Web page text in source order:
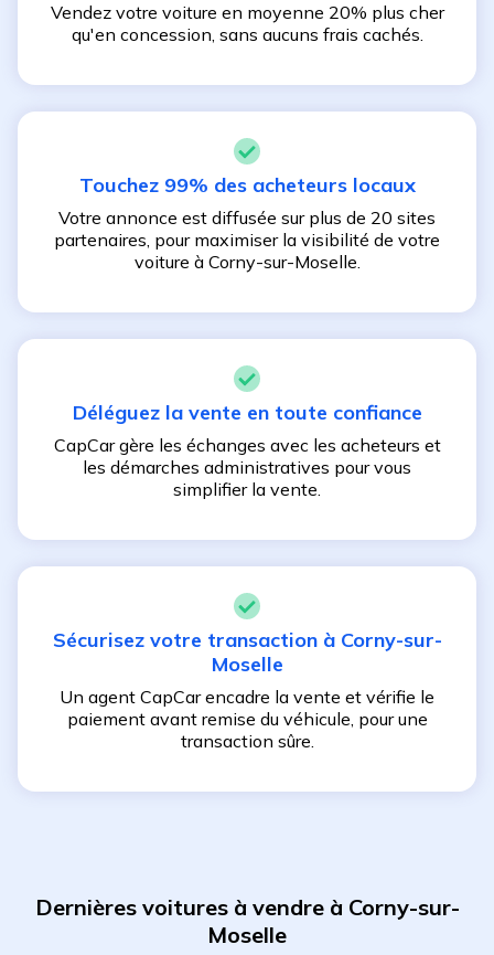
Vendez votre voiture en moyenne 20% plus cher
qu'en concession, sans aucuns frais cachés.
Touchez 99% des acheteurs locaux
Votre annonce est diffusée sur plus de 20 sites
partenaires, pour maximiser la visibilité de votre
voiture à Corny-sur-Moselle.
Déléguez la vente en toute confiance
CapCar gère les échanges avec les acheteurs et
les démarches administratives pour vous
simplifier la vente.
Sécurisez votre transaction à Corny-sur-
Moselle
Un agent CapCar encadre la vente et vérifie le
paiement avant remise du véhicule, pour une
transaction sûre.
Dernières voitures à vendre à Corny-sur-
Moselle